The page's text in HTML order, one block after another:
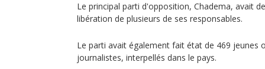
Le principal parti d'opposition, Chadema, avait
libération de plusieurs de ses responsables.
Le parti avait également fait état de 469 jeunes
journalistes, interpellés dans le pays.